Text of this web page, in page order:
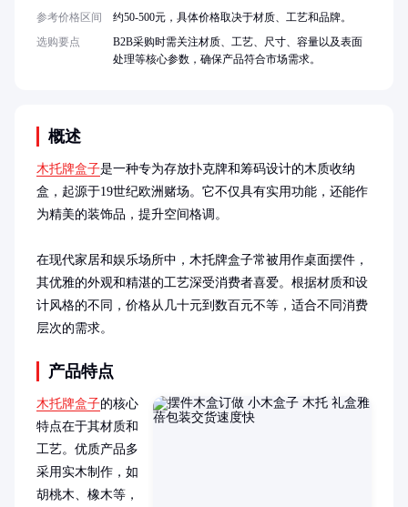
概述
木托牌盒子是一种专为存放扑克牌和筹码设计的木质收纳
盒，起源于19世纪欧洲赌场。它不仅具有实用功能，还能作
为精美的装饰品，提升空间格调。
在现代家居和娱乐场所中，木托牌盒子常被用作桌面摆件，
其优雅的外观和精湛的工艺深受消费者喜爱。根据材质和设
计风格的不同，价格从几十元到数百元不等，适合不同消费
层次的需求。
产品特点
木托牌盒子的核心
特点在于其材质和
工艺。优质产品多
采用实木制作，如
胡桃木、橡木等，
参考价格区间
约50-500元，具体价格取决于材质、工艺和品牌。
选购要点
B2B采购时需关注材质、工艺、尺寸、容量以及表面
处理等核心参数，确保产品符合市场需求。